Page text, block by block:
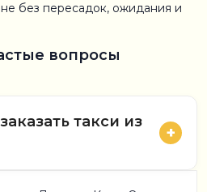
без пересадок, ожидания и
вопросы
такси из